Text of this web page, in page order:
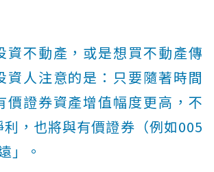
資不動產，或是想買不動產傳
資人注意的是：只要隨著時間
價證券資產增值幅度更高，不
，也將與有價證券（例如005
」。